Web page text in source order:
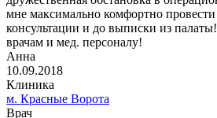
мне максимально комфортно провести
консультации и до выписки из
врачам и мед. персоналу!
Анна
10.09.2018
Клиника
м. Красные Ворота
Врач